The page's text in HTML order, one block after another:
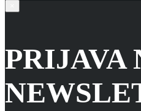
Go
to
PRIJAVA